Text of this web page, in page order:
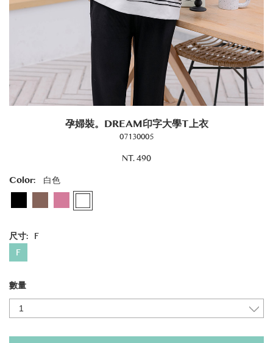
孕婦裝。DREAM印字大學T上衣
07130005
NT. 490
Color:
白色
尺寸: F
F
數量